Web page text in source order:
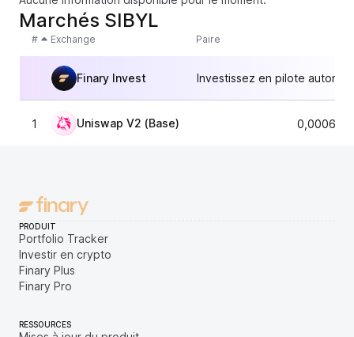
Marchés SIBYL
# Exchange Paire
Finary Invest Investissez en pilote
1 Uniswap V2 (Base)
PRODUIT
Portfolio Tracker
Investir en crypto
Finary Plus
Finary Pro
RESSOURCES